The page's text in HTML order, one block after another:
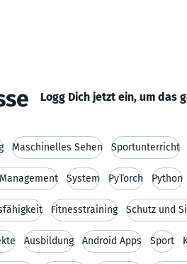
Logg Dich jetzt ein, um das
Maschinelles Sehen Sportunterricht
System PyTorch Python
Fitnesstraining Schutz und
Ausbildung Android Apps Sport